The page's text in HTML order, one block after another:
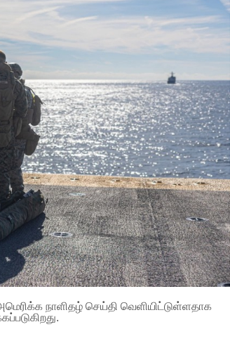
நாளிதழ் செய்தி வெளியிட்டுள்ளதாக